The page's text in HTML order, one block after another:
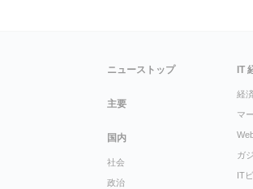
ニューストップ
主要
国内
社会
政治
IT
経
マ
ガ
IT